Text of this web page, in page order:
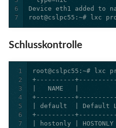
6
7
root@cslpc55:~# lxc
Schlusskontrolle
1
2
3
4
5
6
7